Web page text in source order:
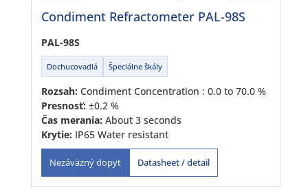
Condiment Refractometer PAL-98S
PAL-98S
Dochucovadlá Špeciálne škály
Rozsah: Condiment Concentration : 0.0 to 70.0 %
Presnosť: ±0.2 %
Čas merania: About 3 seconds
Krytie: IP65 Water resistant
Nezáväzný dopyt Datasheet / detail